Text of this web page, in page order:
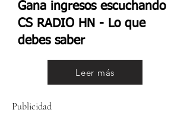
Gana ingresos escuchando
CS RADIO HN - Lo que
debes saber
Leer más
Publicidad